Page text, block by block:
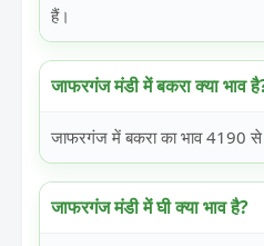
हैं।
जाफरगंज मंडी में बकरा क्या भाव
जाफरगंज में बकरा का भाव 4190
जाफरगंज मंडी में घी क्या भाव है?